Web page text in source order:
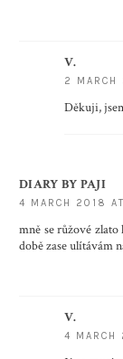
V.
2
Děkuji,
DIARY BY PAJI
4 MARCH 2018
mně se růžové
době zase ulítávám
V.
4